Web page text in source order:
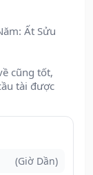
Ất Sửu
cũng tốt,
tài được
(Giờ Dần)